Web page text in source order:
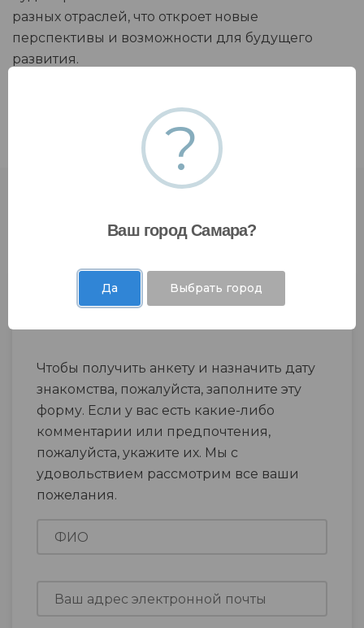
разных отраслей, что откроет новые
перспективы и возможности для будущего
развития.
Чтобы получить анкету и назначить дату
знакомства, пожалуйста, заполните эту
форму. Если у вас есть какие-либо
комментарии или предпочтения,
пожалуйста, укажите их. Мы с
удовольствием рассмотрим все ваши
пожелания.
?
Ваш город Самара?
Да Выбрать город